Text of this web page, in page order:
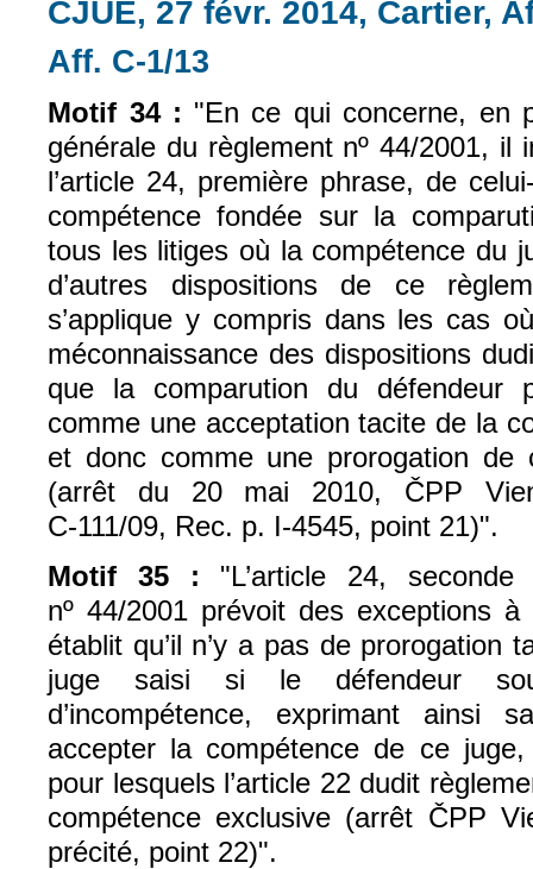
CJUE, 27 févr. 2014, Cartier,
Aff. C-1/13
Motif 34 : "En ce qui concerne, en
générale du règlement nº 44/2001, il
l’article 24, première phrase, de
compétence fondée sur la
tous les litiges où la compétence du
d’autres dispositions de ce
s’applique y compris dans les cas
méconnaissance des dispositions
que la comparution du défendeur
comme une acceptation tacite de la
et donc comme une prorogation de
(arrêt du 20 mai 2010, ČPP
C‑111/09, Rec. p. I‑4545, point 21)".
Motif 35 :
"L’article 24,
nº 44/2001 prévoit des exceptions
établit qu’il n’y a pas de prorogation
juge saisi si le défendeur
d’incompétence, exprimant
accepter la compétence de ce juge,
pour lesquels l’article 22 dudit
compétence exclusive (arrêt ČPP
précité, point 22)".